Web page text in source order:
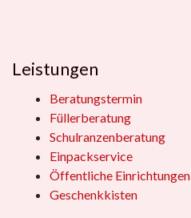
Leistungen
Beratungstermin
Füllerberatung
Schulranzenberatung
Einpackservice
Öffentliche Einrichtungen
Geschenkkisten